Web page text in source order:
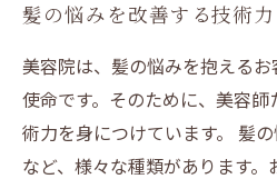
髪の悩みを改善する技術力
美容院は、髪の悩みを抱える
使命です。そのために、美容
術力を身につけています。 髪
など、様々な種類があります